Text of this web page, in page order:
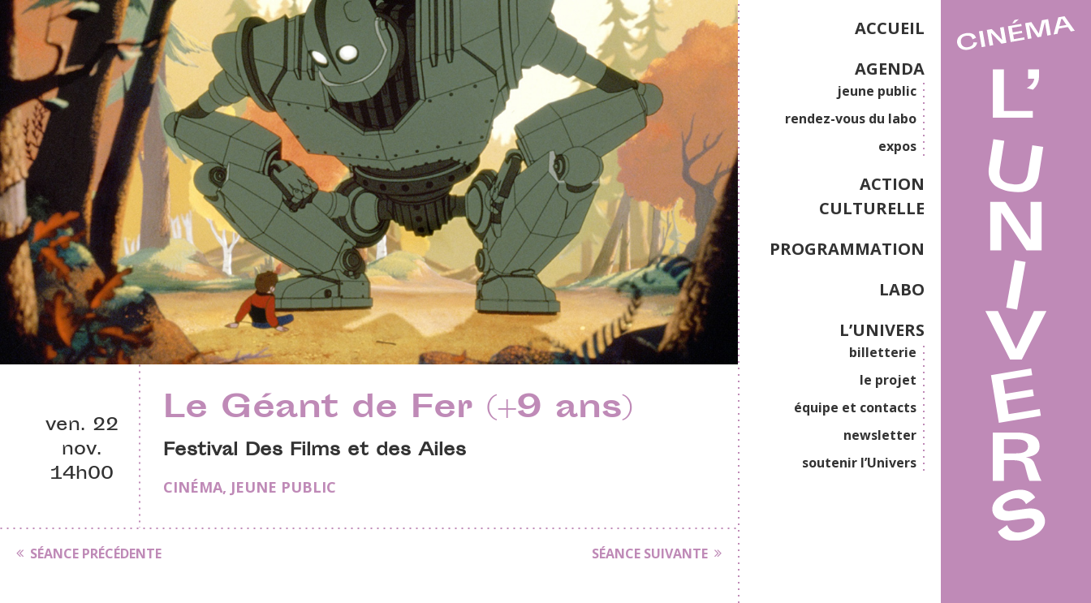
ACCUEIL
AGENDA
jeune public
rendez-vous du labo
expos
ACTION
CULTURELLE
PROGRAMMATION
LABO
L’UNIVERS
billetterie
le projet
équipe et contacts
newsletter
soutenir l’Univers
ven. 22
nov.
14h00
Le Géant de Fer (+9 ans)
Festival Des Films et des Ailes
CINÉMA, JEUNE PUBLIC
SÉANCE PRÉCÉDENTE SÉANCE SUIVANTE